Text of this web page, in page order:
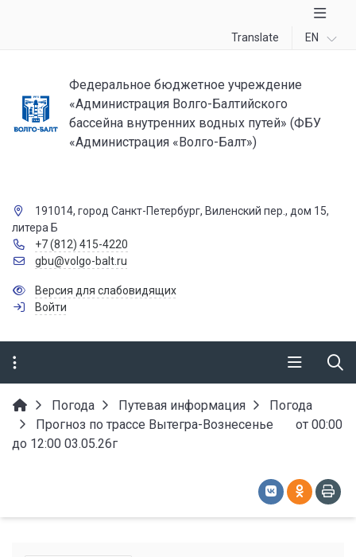
Translate EN
Федеральное бюджетное учреждение
«Администрация Волго-Балтийского
бассейна внутренних водных путей» (ФБУ
«Администрация «Волго-Балт»)
191014, город Санкт-Петербург, Виленский пер., дом 15,
литера Б
+7 (812) 415-4220
gbu@volgo-balt.ru
Версия для слабовидящих
Войти
Погода Путевая информация
Погода
Прогноз по трассе Вытегра-Вознесенье от 00:00
до 12:00 03.05.26г